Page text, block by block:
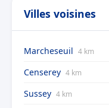
Villes voisines
Marcheseuil 4 km
Censerey 4 km
Sussey 4 km